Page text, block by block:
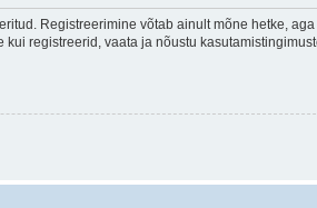
Registreerimine võtab ainult mõne hetke,
registreerid, vaata ja nõustu